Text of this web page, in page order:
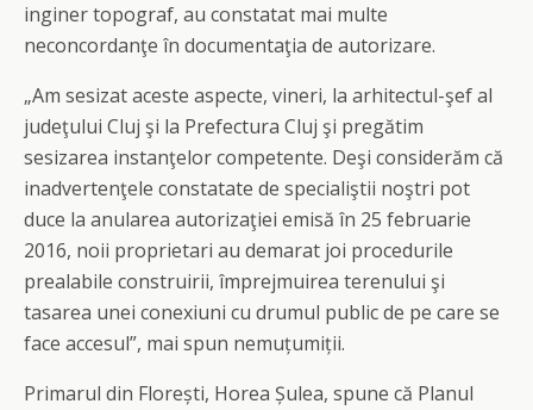
inginer topograf, au constatat mai multe
neconcordanţe în documentaţia de autorizare.
„Am sesizat aceste aspecte, vineri, la arhitectul-şef al
judeţului Cluj şi la Prefectura Cluj şi pregătim
sesizarea instanţelor competente. Deşi considerăm că
inadvertenţele constatate de specialiştii noştri pot
duce la anularea autorizaţiei emisă în 25 februarie
2016, noii proprietari au demarat joi procedurile
prealabile construirii, împrejmuirea terenului şi
tasarea unei conexiuni cu drumul public de pe care se
face accesul”, mai spun nemuțumiții.
Primarul din Florești, Horea Șulea, spune că Planul